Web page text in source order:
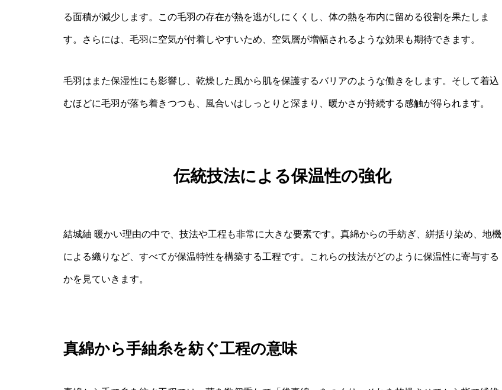
る面積が減少します。この毛羽の存在が熱を逃がしにくくし、体の熱を布内に留める役割を果たしま
す。さらには、毛羽に空気が付着しやすいため、空気層が増幅されるような効果も期待できます。
毛羽はまた保湿性にも影響し、乾燥した風から肌を保護するバリアのような働きをします。そして着込
むほどに毛羽が落ち着きつつも、風合いはしっとりと深まり、暖かさが持続する感触が得られます。
伝統技法による保温性の強化
結城紬 暖かい理由の中で、技法や工程も非常に大きな要素です。真綿からの手紡ぎ、絣括り染め、地機
による織りなど、すべてが保温特性を構築する工程です。これらの技法がどのように保温性に寄与する
かを見ていきます。
真綿から手紬糸を紡ぐ工程の意味